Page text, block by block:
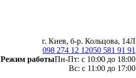
г. Киев, б-р. Кольцова, 14Л
098 274 12 12050 581 91 91
Режим работыПн-Пт: с 10:00 до 18:00
Вс: с 11:00 до 17:00